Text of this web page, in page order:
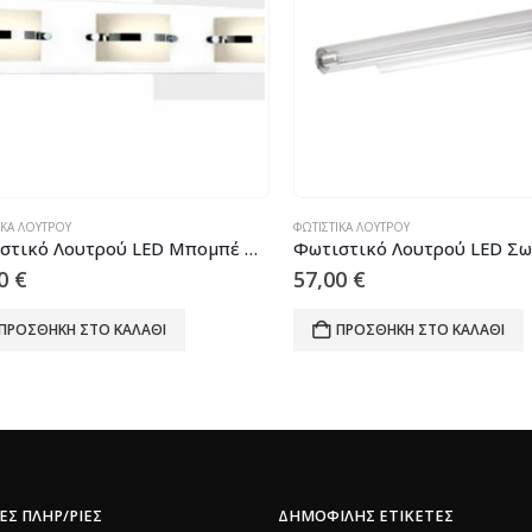
ΛΟΥΤΡΟΎ
Φωτιστικό Λουτρού LED Μπομπέ Modern Spotlight 3X5W COD
€
ΣΤΟ ΚΑΛΆΘΙ
ΦΩΤΙΣΤΙΚΆ ΛΟΥΤΡΟΎ
57,00€
ΠΡΟΣΘΉΚΗ ΣΤΟ ΚΑΛΆΘΙ
ΠΛΗΡ/ΡΙΕΣ ΔΗΜΟΦΙΛΉΣ ΕΤΙΚΈΤΕΣ